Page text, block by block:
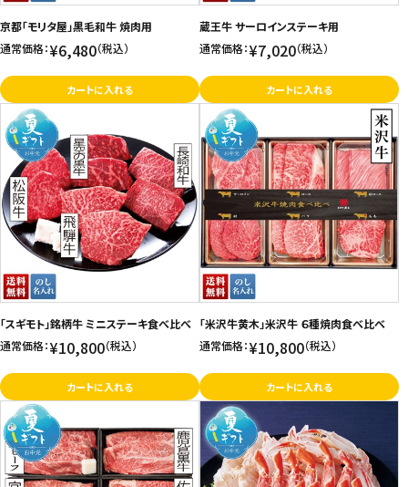
京都「モリタ屋」黒毛和牛 焼肉用
通常価格：¥6,480（税込）
カートに入れる
蔵王牛 サーロインステーキ用
通常価格：¥7,020（税込）
カートに入れる
「スギモト」銘柄牛 ミニステーキ食べ比べ
通常価格：¥10,800（税込）
カートに入れる
「米沢牛黄木」米沢牛 ６種焼肉食べ比べ
通常価格：¥10,800（税込）
カートに入れる